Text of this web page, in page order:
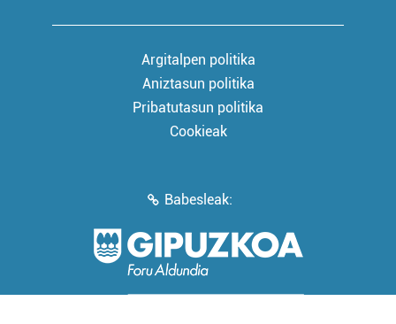
Argitalpen politika
Aniztasun politika
Pribatutasun politika
Cookieak
Babesleak: